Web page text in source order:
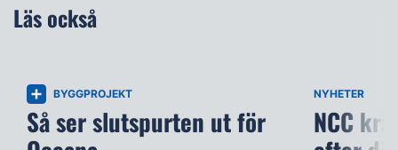
Läs också
BYGGPROJEKT
Så ser slutspurten ut för
NYHETER
NCC